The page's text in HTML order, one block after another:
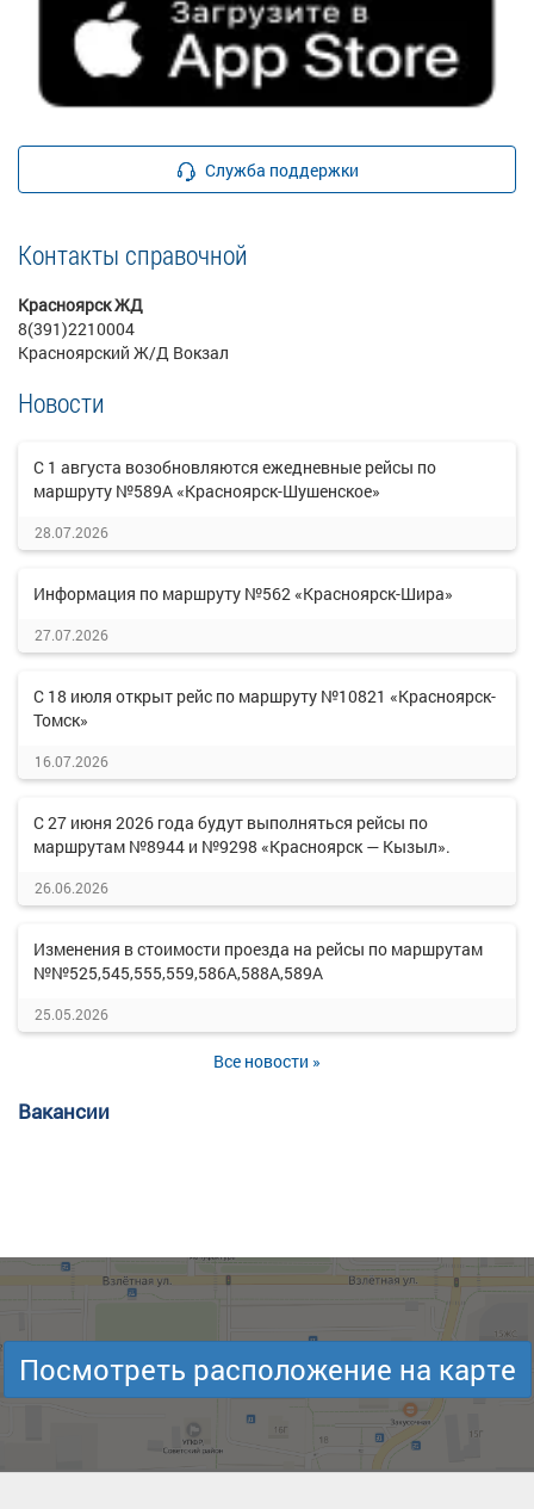
Служба поддержки
Контакты справочной
Красноярск ЖД
8(391)2210004
Красноярский Ж/Д Вокзал
Новости
С 1 августа возобновляются ежедневные рейсы по
маршруту №589А «Красноярск-Шушенское»
28.07.2026
Информация по маршруту №562 «Красноярск-Шира»
27.07.2026
С 18 июля открыт рейс по маршруту №10821 «Красноярск-
Томск»
16.07.2026
С 27 июня 2026 года будут выполняться рейсы по
маршрутам №8944 и №9298 «Красноярск — Кызыл».
26.06.2026
Изменения в стоимости проезда на рейсы по маршрутам
№№525,545,555,559,586А,588А,589А
25.05.2026
Все новости »
Вакансии
Посмотреть расположение на карте